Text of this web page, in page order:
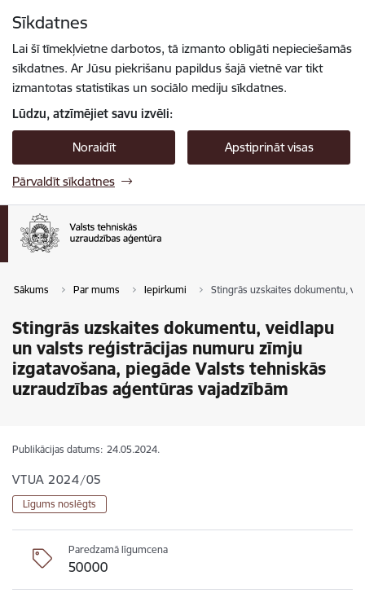
Sīkdatnes
Lai šī tīmekļvietne darbotos, tā izmanto obligāti nepieciešamās
sīkdatnes. Ar Jūsu piekrišanu papildus šajā vietnē var tikt
izmantotas statistikas un sociālo mediju sīkdatnes.
Lūdzu, atzīmējiet savu izvēli:
Noraidīt Apstiprināt visas
Pārvaldīt sīkdatnes
Sākums Par mums Iepirkumi Stingrās uzskaites dokumentu,
Stingrās uzskaites dokumentu, veidlapu
un valsts reģistrācijas numuru zīmju
izgatavošana, piegāde Valsts tehniskās
uzraudzības aģentūras vajadzībām
Publikācijas datums: 24.05.2024.
VTUA 2024/05
Līgums noslēgts
Paredzamā līgumcena
50000